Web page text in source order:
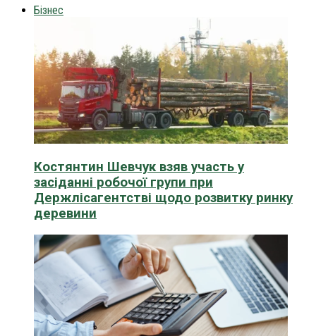
Бізнес
Костянтин Шевчук взяв участь у
засіданні робочої групи при
Держлісагентстві щодо розвитку ринку
деревини